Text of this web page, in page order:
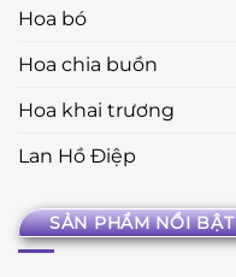
Hoa bó
Hoa chia buồn
Hoa khai trương
Lan Hồ Điệp
SẢN PHẨM NỔI BẬT